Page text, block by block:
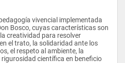
vivencial implementada
Bosco, cuyas características son
creatividad para resolver
el trato, la solidaridad ante los
el respeto al ambiente, la
científica en beneficio